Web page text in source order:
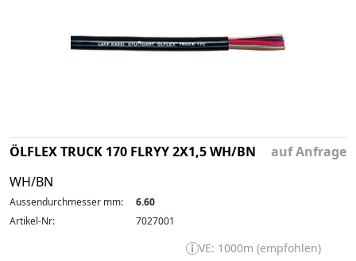
ÖLFLEX TRUCK 170 FLRYY 2X1,5 WH/BN
WH/BN
auf Anfrage
Aussendurchmesser mm:
6.60
Artikel-Nr:
7027001
VE: 1000m (empfohlen)